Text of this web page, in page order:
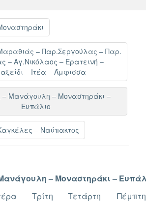
– Παρ.Σεργούλας – Παρ.
– Αγ.Νικόλαος – Ερατεινή –
– Ιτέα – Άμφισσα
– Μανάγουλη – Μοναστηράκι –
Ευπάλιο
– Ναύπακτος
– Μοναστηράκι –
Τρίτη Τετάρτη
Πέμπτη